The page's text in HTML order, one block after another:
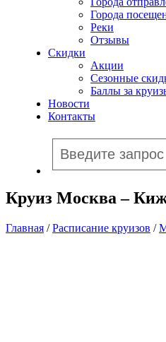
Города
Реки
Отзывы
Скидки
Акции
Сезонные
Баллы за
Новости
Контакты
Круиз Москва –
Главная /Расписание круизов /